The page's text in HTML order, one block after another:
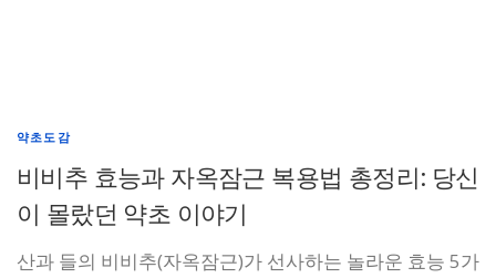
약초도감
비비추 효능과 자옥잠근 복용법 총정리: 당신
이 몰랐던 약초 이야기
산과 들의 비비추(자옥잠근)가 선사하는 놀라운 효능 5가